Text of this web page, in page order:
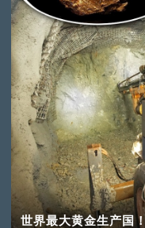
世界最大黄金生产国